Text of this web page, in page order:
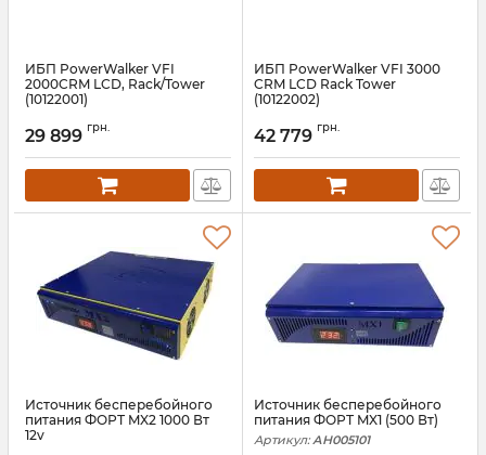
ИБП PowerWalker VFI
2000CRM LCD, Rack/Tower
(10122001)
29 899 грн.
ИБП PowerWalker VFI 3000
CRM LCD Rack Tower
(10122002)
42 779 грн.
Источник бесперебойного
питания ФОРТ MX2 1000 Вт
12v
Источник бесперебойного
питания ФОРТ MX1 (500 Вт)
Артикул: АН005101